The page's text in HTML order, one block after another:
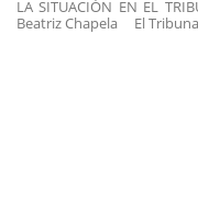
LA SITUACIÓN EN EL
Beatriz Chapela El